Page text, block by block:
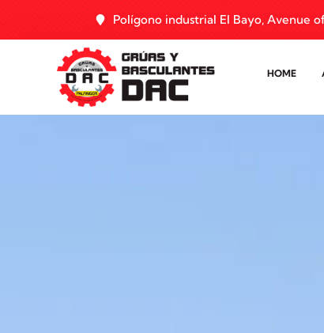
Polígono industrial El Bayo, Avenue
HOME